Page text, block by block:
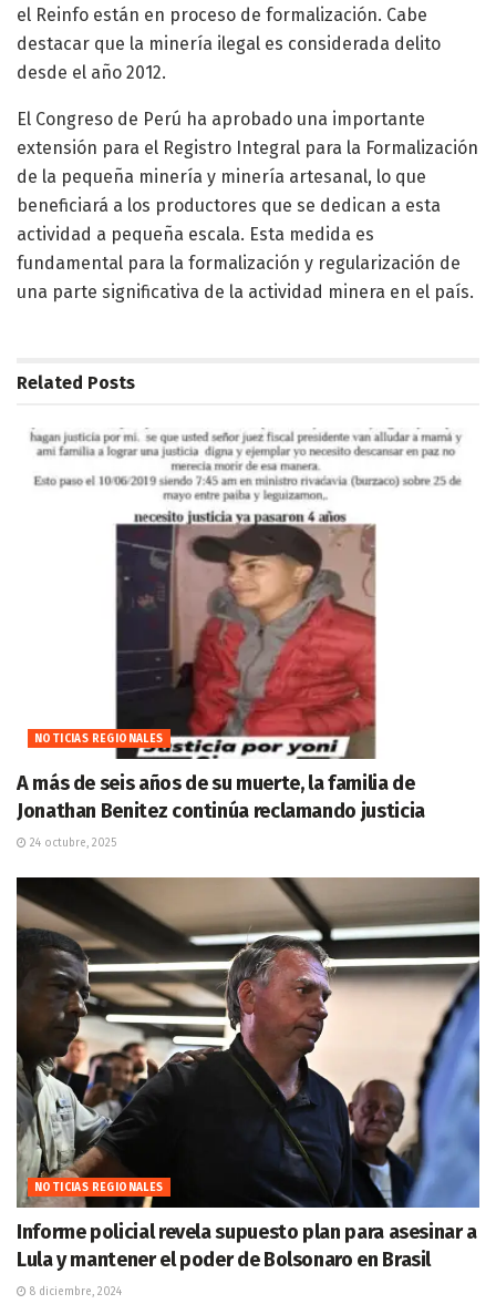
el Reinfo están en proceso de formalización. Cabe
destacar que la minería ilegal es considerada delito
desde el año 2012.
El Congreso de Perú ha aprobado una importante
extensión para el Registro Integral para la Formalización
de la pequeña minería y minería artesanal, lo que
beneficiará a los productores que se dedican a esta
actividad a pequeña escala. Esta medida es
fundamental para la formalización y regularización de
una parte significativa de la actividad minera en el país.
Related Posts
NOTICIAS REGIONALES
A más de seis años de su muerte, la familia de
Jonathan Benitez continúa reclamando justicia
24 octubre, 2025
NOTICIAS REGIONALES
Informe policial revela supuesto plan para asesinar a
Lula y mantener el poder de Bolsonaro en Brasil
8 diciembre, 2024